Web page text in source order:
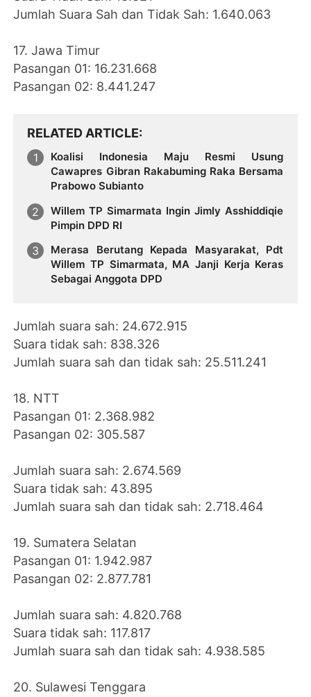
Jumlah Suara Sah dan Tidak Sah: 1.640.063
17. Jawa Timur
Pasangan 01: 16.231.668
Pasangan 02: 8.441.247
RELATED ARTICLE
Koalisi Indonesia Maju Resmi Usung
Cawapres Gibran Rakabuming Raka Bersama
Prabowo Subianto
Willem TP Simarmata Ingin Jimly Asshiddiqie
Pimpin DPD RI
Merasa Berutang Kepada Masyarakat, Pdt
Willem TP Simarmata, MA Janji Kerja Keras
Sebagai Anggota DPD
Jumlah suara sah: 24.672.915
Suara tidak sah: 838.326
Jumlah suara sah dan tidak sah: 25.511.241
18. NTT
Pasangan 01: 2.368.982
Pasangan 02: 305.587
Jumlah suara sah: 2.674.569
Suara tidak sah: 43.895
Jumlah suara sah dan tidak sah: 2.718.464
19. Sumatera Selatan
Pasangan 01: 1.942.987
Pasangan 02: 2.877.781
Jumlah suara sah: 4.820.768
Suara tidak sah: 117.817
Jumlah suara sah dan tidak sah: 4.938.585
20. Sulawesi Tenggara